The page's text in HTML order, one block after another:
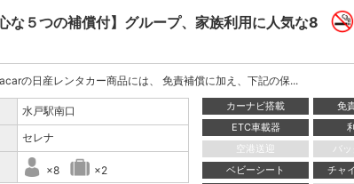
な５つの補償付】グループ、家族利用に人気な8
の日産レンタカー商品には、 免責補償に加え、下記の保...
水戸駅南口
セレナ
×8 ×2
カーナビ搭載
免
ETC車載器
空港送迎
バ
ベビーシート
チャ